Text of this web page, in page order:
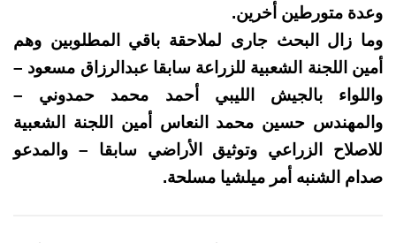
وعدة متورطين أخرين.
وما زال البحث جارى لملاحقة باقي المطلوبين وهم
أمين اللجنة الشعبية للزراعة سابقا عبدالرزاق مسعود –
واللواء بالجيش الليبي أحمد محمد حمدوني –
والمهندس حسين محمد النعاس أمين اللجنة الشعبية
للاصلاح الزراعي وتوثيق الأراضي سابقا – والمدعو
صدام الشنبه أمر ميلشيا مسلحة.